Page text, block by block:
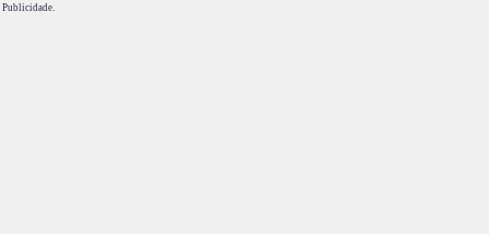
Publicidade.